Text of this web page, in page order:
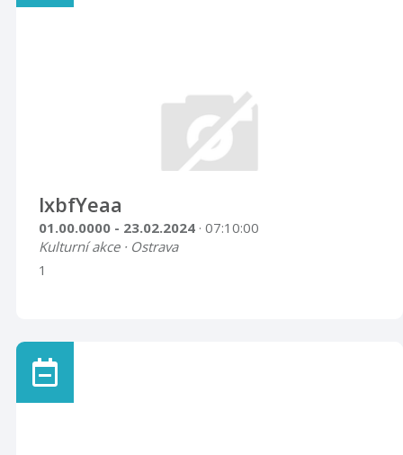
lxbfYeaa
01.00.0000 - 23.02.2024 · 07:10:00
Kulturní akce · Ostrava
1